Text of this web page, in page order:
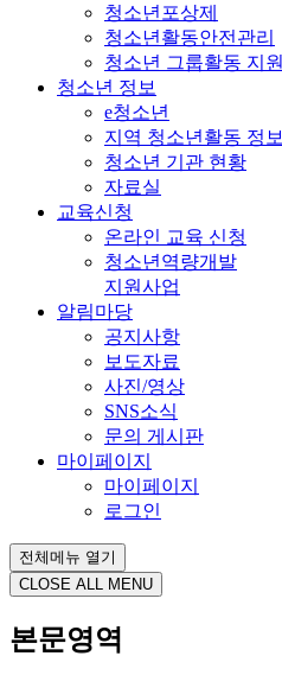
청소년포상제
청소년활동안전관리
청소년 그룹활동 지원
청소년 정보
e청소년
지역 청소년활동 정보
청소년 기관 현황
자료실
교육신청
온라인 교육 신청
청소년역량개발
지원사업
알림마당
공지사항
보도자료
사진/영상
SNS소식
문의 게시판
마이페이지
마이페이지
로그인
전체메뉴 열기
CLOSE ALL MENU
본문영역